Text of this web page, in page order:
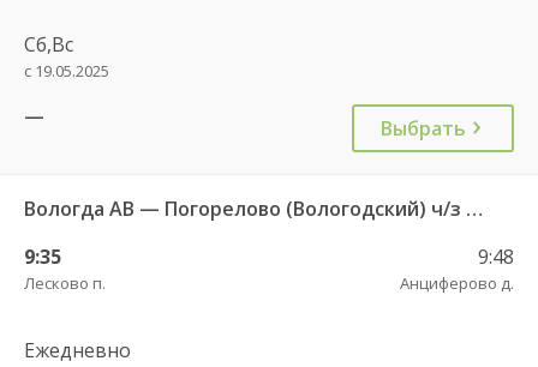
Сб,Вс
с 19.05.2025
— Выбрать
Вологда АВ — Погорелово (Вологодский) ч/з Новый Источник 422
9:35
Лесково п.
9:48
Анциферово д.
Ежедневно